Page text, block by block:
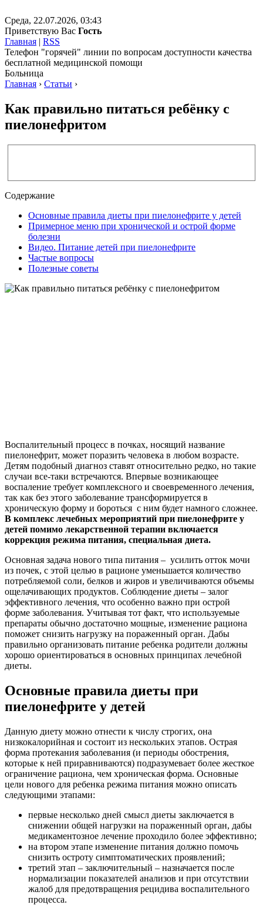
Среда, 22.07.2026, 03:43
Приветствую Вас Гость
Главная | RSS
Телефон "горячей" линии по вопросам доступности качества
бесплатной медицинской помощи
Больница
Главная › Статьи ›
Как правильно питаться ребёнку с
пиелонефритом
Содержание
Основные правила диеты при пиелонефрите у детей
Примерное меню при хронической и острой форме
болезни
Видео. Питание детей при пиелонефрите
Частые вопросы
Полезные советы
Воспалительный процесс в почках, носящий название
пиелонефрит, может поразить человека в любом возрасте.
Детям подобный диагноз ставят относительно редко, но такие
случаи все-таки встречаются. Впервые возникающее
воспаление требует комплексного и своевременного лечения,
так как без этого заболевание трансформируется в
хроническую форму и бороться с ним будет намного сложнее.
В комплекс лечебных мероприятий при пиелонефрите у
детей помимо лекарственной терапии включается
коррекция режима питания, специальная диета.
Основная задача нового типа питания – усилить отток мочи
из почек, с этой целью в рационе уменьшается количество
потребляемой соли, белков и жиров и увеличиваются объемы
ощелачивающих продуктов. Соблюдение диеты – залог
эффективного лечения, что особенно важно при острой
форме заболевания. Учитывая тот факт, что используемые
препараты обычно достаточно мощные, изменение рациона
поможет снизить нагрузку на пораженный орган. Дабы
правильно организовать питание ребенка родители должны
хорошо ориентироваться в основных принципах лечебной
диеты.
Основные правила диеты при
пиелонефрите у детей
Данную диету можно отнести к числу строгих, она
низкокалорийная и состоит из нескольких этапов. Острая
форма протекания заболевания (и периоды обострения,
которые к ней приравниваются) подразумевает более жесткое
ограничение рациона, чем хроническая форма. Основные
цели нового для ребенка режима питания можно описать
следующими этапами:
первые несколько дней смысл диеты заключается в
снижении общей нагрузки на пораженный орган, дабы
медикаментозное лечение проходило более эффективно;
на втором этапе изменение питания должно помочь
снизить остроту симптоматических проявлений;
третий этап – заключительный – назначается после
нормализации показателей анализов и при отсутствии
жалоб для предотвращения рецидива воспалительного
процесса.